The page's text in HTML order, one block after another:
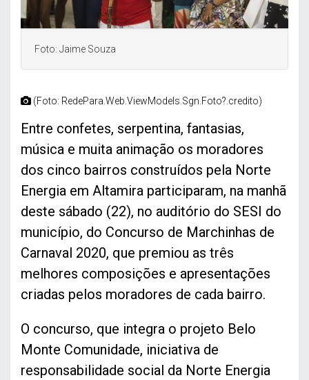
Foto: Jaime Souza
(Foto: RedePara.Web.ViewModels.Sgn.Foto?.credito)
Entre confetes, serpentina, fantasias,
música e muita animação os moradores
dos cinco bairros construídos pela Norte
Energia em Altamira participaram, na manhã
deste sábado (22), no auditório do SESI do
município, do Concurso de Marchinhas de
Carnaval 2020, que premiou as três
melhores composições e apresentações
criadas pelos moradores de cada bairro.
O concurso, que integra o projeto Belo
Monte Comunidade, iniciativa de
responsabilidade social da Norte Energia